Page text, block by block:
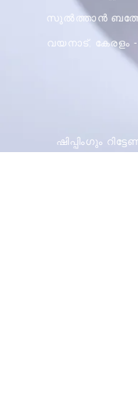
സുൽത്താൻ
വയനാട്, കേരളം -
ഷിപ്പിംഗും